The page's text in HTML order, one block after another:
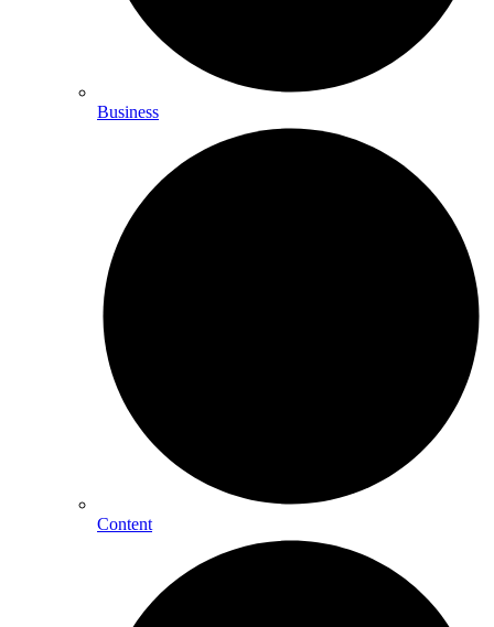
Business
Content